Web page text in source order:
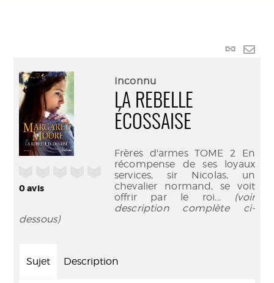
Lien
0avis
Inconnu
LA REBELLE
ÉCOSSAISE
Frères d'armes TOME 2 En
récompense de ses loyaux
services, sir Nicolas, un
chevalier normand, se voit
offrir par le roi... (voir
description complète ci-
dessous)
Sujet Description